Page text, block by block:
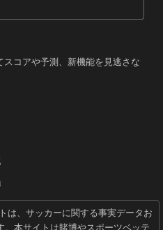
コアや予測、新機能を見逃さな
は、サッカーに関する事実データお
。本サイトは賭博やスポーツベッテ